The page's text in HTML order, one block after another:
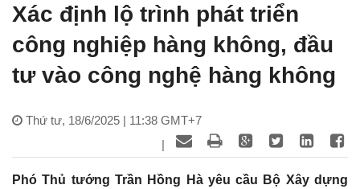
Xác định lộ trình phát triển
công nghiệp hàng không, đầu
tư vào công nghệ hàng không
Thứ tư, 18/6/2025 | 11:38 GMT+7
|
Phó Thủ tướng Trần Hồng Hà yêu cầu Bộ Xây dựng